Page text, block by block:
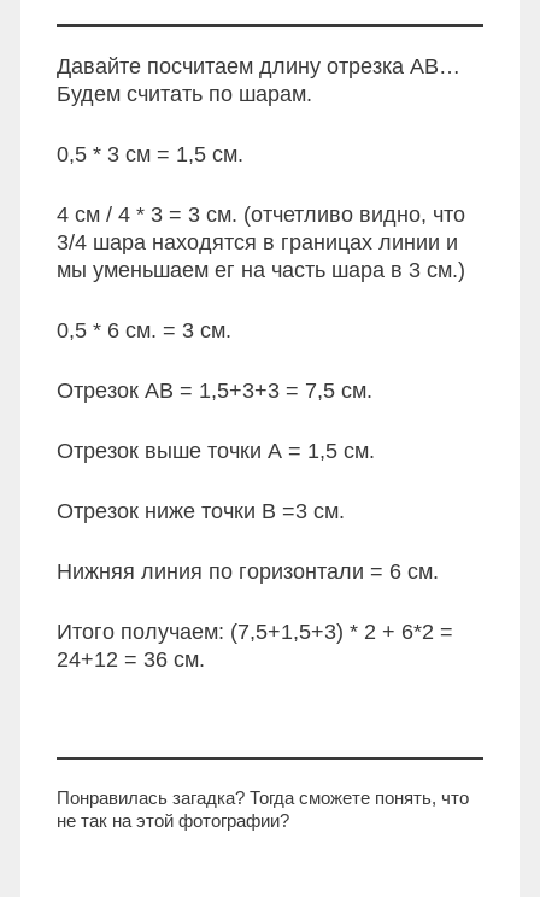
Давайте посчитаем длину отрезка АВ…
Будем считать по шарам.
0,5 * 3 см = 1,5 см.
4 см / 4 * 3 = 3 см. (отчетливо видно, что
3/4 шара находятся в границах линии и
мы уменьшаем ег на часть шара в 3 см.)
0,5 * 6 см. = 3 см.
Отрезок АВ = 1,5+3+3 = 7,5 см.
Отрезок выше точки А = 1,5 см.
Отрезок ниже точки В =3 см.
Нижняя линия по горизонтали = 6 см.
Итого получаем: (7,5+1,5+3) * 2 + 6*2 =
24+12 = 36 см.
Понравилась загадка? Тогда сможете понять, что
не так на этой фотографии?